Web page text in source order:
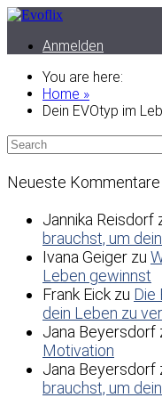
Anmelden
You are here:
Home »
Dein EVOtyp im
Neueste Kommentare
Jannika Reisdorf
brauchst, um
Ivana Geiger zu
Leben gewinnst
Frank Eick zu Die
dein Leben zu
Jana Beyersdorf
Motivation
Jana Beyersdorf
brauchst, um